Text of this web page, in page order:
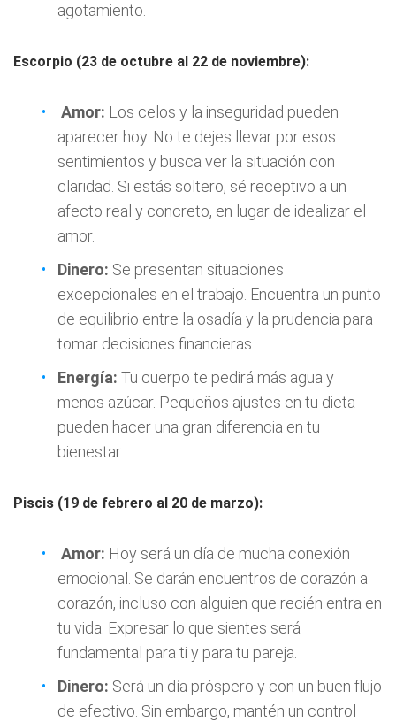
agotamiento.
Escorpio (23 de octubre al 22 de noviembre):
Amor: Los celos y la inseguridad pueden
aparecer hoy. No te dejes llevar por esos
sentimientos y busca ver la situación con
claridad. Si estás soltero, sé receptivo a un
afecto real y concreto, en lugar de idealizar el
amor.
Dinero: Se presentan situaciones
excepcionales en el trabajo. Encuentra un punto
de equilibrio entre la osadía y la prudencia para
tomar decisiones financieras.
Energía: Tu cuerpo te pedirá más agua y
menos azúcar. Pequeños ajustes en tu dieta
pueden hacer una gran diferencia en tu
bienestar.
Piscis (19 de febrero al 20 de marzo):
Amor: Hoy será un día de mucha conexión
emocional. Se darán encuentros de corazón a
corazón, incluso con alguien que recién entra en
tu vida. Expresar lo que sientes será
fundamental para ti y para tu pareja.
Dinero: Será un día próspero y con un buen flujo
de efectivo. Sin embargo, mantén un control